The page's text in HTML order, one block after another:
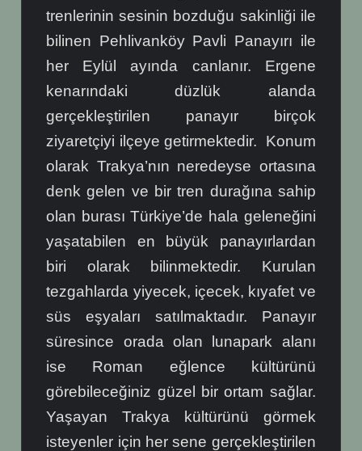
trenlerinin sesinin bozduğu sakinliği ile
bilinen Pehlivanköy Pavli Panayırı ile
her Eylül ayında canlanır. Ergene
kenarındaki düzlük alanda
gerçekleştirilen panayır birçok
ziyaretçiyi ilçeye getirmektedir. Konum
olarak Trakya’nın neredeyse ortasına
denk gelen ve bir tren durağına sahip
olan burası Türkiye’de hala geleneğini
yaşatabilen en büyük panayırlardan
biri olarak bilinmektedir. Kurulan
tezgahlarda yiyecek, içecek, kıyafet ve
süs eşyaları satılmaktadır. Panayır
süresince orada olan lunapark alanı
ise Roman eğlence kültürünü
görebileceğiniz güzel bir ortam sağlar.
Yaşayan Trakya kültürünü görmek
isteyenler için her sene gerçekleştirilen